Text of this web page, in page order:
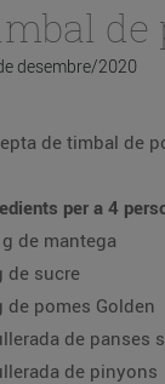
de
desembre/2020
per a 4
g de mantega
de sucre
1 kg de pomes Golden
de panses
1 cullerada de pinyons